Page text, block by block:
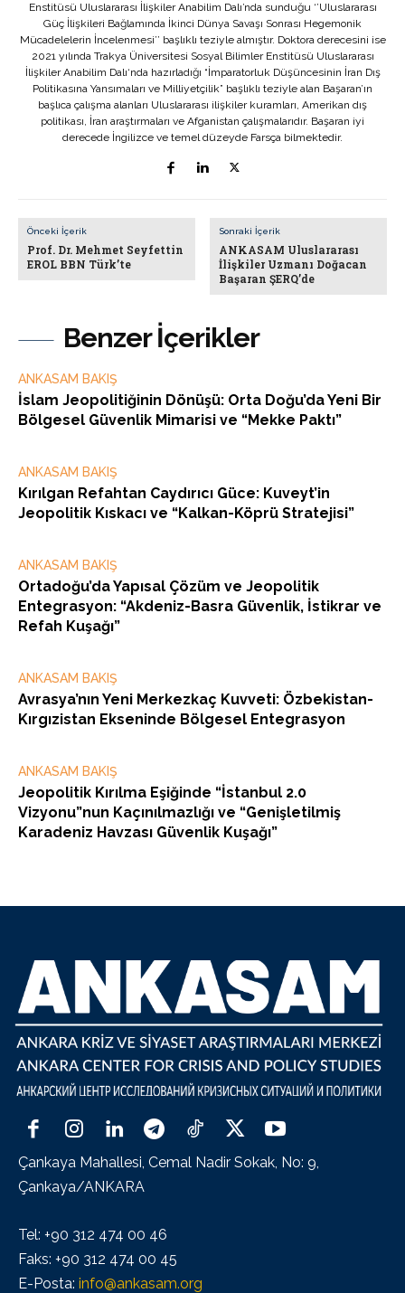
Benzer İçerikler
ANKASAM BAKIŞ
İslam Jeopolitiğinin Dönüşü: Orta Doğu’da Yeni Bir
Bölgesel Güvenlik Mimarisi ve “Mekke Paktı”
ANKASAM BAKIŞ
Kırılgan Refahtan Caydırıcı Güce: Kuveyt’in
Jeopolitik Kıskacı ve “Kalkan-Köprü Stratejisi”
ANKASAM BAKIŞ
Ortadoğu’da Yapısal Çözüm ve Jeopolitik
Entegrasyon: “Akdeniz-Basra Güvenlik, İstikrar ve
Refah Kuşağı”
ANKASAM BAKIŞ
Avrasya’nın Yeni Merkezkaç Kuvveti: Özbekistan-
Kırgızistan Ekseninde Bölgesel Entegrasyon
ANKASAM BAKIŞ
Jeopolitik Kırılma Eşiğinde “İstanbul 2.0
Vizyonu”nun Kaçınılmazlığı ve “Genişletilmiş
Karadeniz Havzası Güvenlik Kuşağı”
Enstitüsü Uluslararası İlişkiler Anabilim Dalı’nda sunduğu ‘’Uluslararası
Güç İlişkileri Bağlamında İkinci Dünya Savaşı Sonrası Hegemonik
Mücadelelerin İncelenmesi’’ başlıklı teziyle almıştır. Doktora derecesini ise
2021 yılında Trakya Üniversitesi Sosyal Bilimler Enstitüsü Uluslararası
İlişkiler Anabilim Dalı‘nda hazırladığı “İmparatorluk Düşüncesinin İran Dış
Politikasına Yansımaları ve Milliyetçilik” başlıklı teziyle alan Başaran’ın
başlıca çalışma alanları Uluslararası ilişkiler kuramları, Amerikan dış
politikası, İran araştırmaları ve Afganistan çalışmalarıdır. Başaran iyi
derecede İngilizce ve temel düzeyde Farsça bilmektedir.
Önceki İçerik
Prof. Dr. Mehmet Seyfettin
EROL BBN Türk’te
Sonraki İçerik
ANKASAM Uluslararası
İlişkiler Uzmanı Doğacan
Başaran ŞERQ’de
Çankaya Mahallesi, Cemal Nadir Sokak, No: 9,
Çankaya/ANKARA
Tel: +90 312 474 00 46
Faks: +90 312 474 00 45
E-Posta: info@ankasam.org